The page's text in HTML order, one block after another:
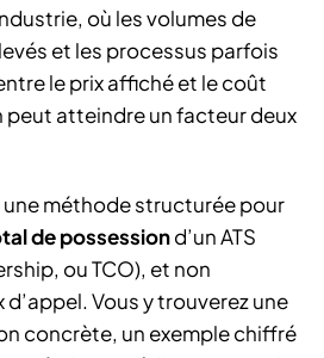
où les volumes de
et les processus parfois
le prix affiché et le coût
atteindre un facteur deux
méthode structurée pour
de possessiond’un ATS
ou TCO), et non
Vous y trouverez une
concrète, un exemple chiffré